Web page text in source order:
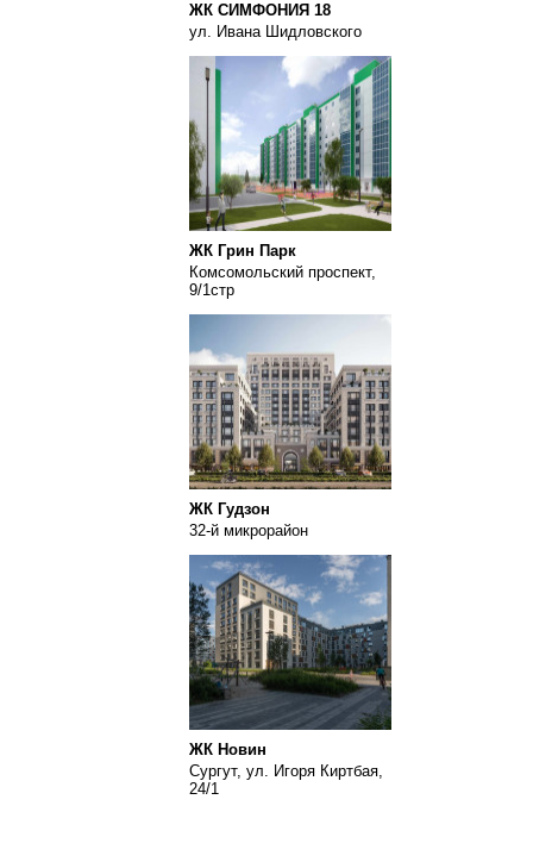
ЖК СИМФОНИЯ 18
ул. Ивана Шидловского
ЖК Грин Парк
Комсомольский проспект,
9/1стр
ЖК Гудзон
32-й микрорайон
ЖК Новин
Сургут, ул. Игоря Киртбая,
24/1